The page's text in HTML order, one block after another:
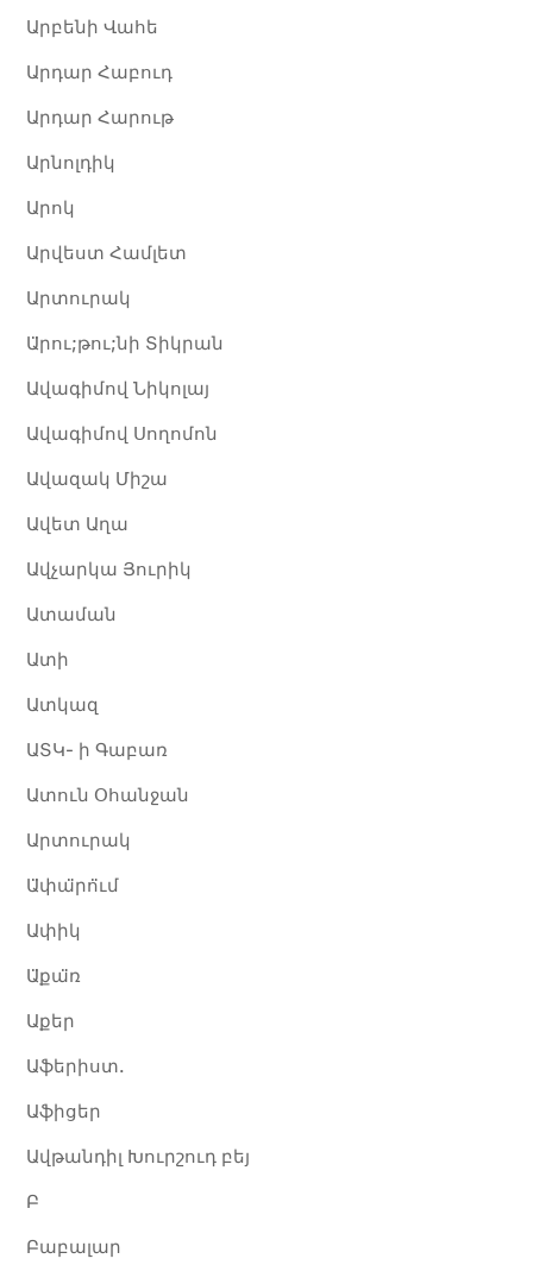
Արբենի Վահե
Արդար Հաբուդ
Արդար Հարութ
Արնոլդիկ
Արոկ
Արվեստ Համլետ
Արտուրակ
Ա̈րու;թու;նի Տիկրան
Ավագիմով Նիկոլայ
Ավագիմով Սողոմոն
Ավազակ Միշա
Ավետ Աղա
Ավչարկա Յուրիկ
Ատաման
Ատի
Ատկազ
ԱՏԿ- ի Գաբառ
Ատուն Օհանջան
Արտուրակ
Ա̈փա̈րո̈ւմ
Ափիկ
Ա̈քա̈ռ
Աքեր
Աֆերիստ.
Աֆիցեր
Ավթանդիլ Խուրշուդ բեյ
Բ
Բաբալար